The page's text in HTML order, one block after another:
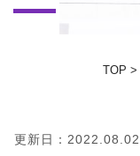
TOP >
更新日：2022.08.02